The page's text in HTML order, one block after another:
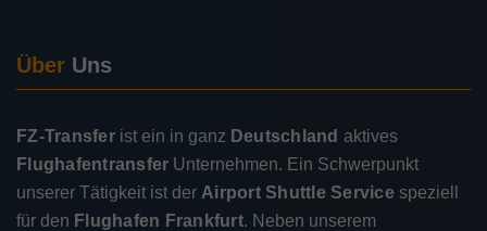
Über Uns
FZ-Transferist ein in ganz Deutschland aktives
Flughafentransfer Unternehmen. Ein Schwerpunkt
unserer Tätigkeit ist der Airport Shuttle Service speziell
für den Flughafen Frankfurt. Neben unserem